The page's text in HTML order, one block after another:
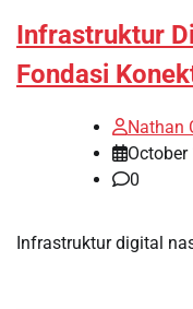
Infrastruktur
Fondasi
Nathan
October
0
Infrastruktur digital